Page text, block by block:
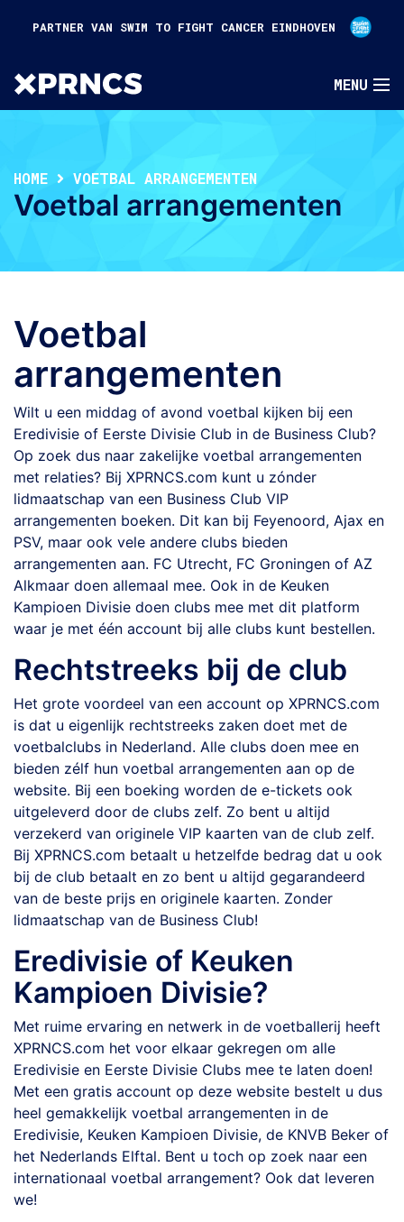
PARTNER VAN SWIM TO FIGHT CANCER EINDHOVEN
HOME VOETBAL ARRANGEMENTEN
Voetbal arrangementen
Voetbal
arrangementen
Wilt u een middag of avond voetbal kijken bij een
Eredivisie of Eerste Divisie Club in de Business Club?
Op zoek dus naar zakelijke voetbal arrangementen
met relaties? Bij XPRNCS.com kunt u zónder
lidmaatschap van een Business Club VIP
arrangementen boeken. Dit kan bij Feyenoord, Ajax en
PSV, maar ook vele andere clubs bieden
arrangementen aan. FC Utrecht, FC Groningen of AZ
Alkmaar doen allemaal mee. Ook in de Keuken
Kampioen Divisie doen clubs mee met dit platform
waar je met één account bij alle clubs kunt bestellen.
Rechtstreeks bij de club
Het grote voordeel van een account op XPRNCS.com
is dat u eigenlijk rechtstreeks zaken doet met de
voetbalclubs in Nederland. Alle clubs doen mee en
bieden zélf hun voetbal arrangementen aan op de
website. Bij een boeking worden de e-tickets ook
uitgeleverd door de clubs zelf. Zo bent u altijd
verzekerd van originele VIP kaarten van de club zelf.
Bij XPRNCS.com betaalt u hetzelfde bedrag dat u ook
bij de club betaalt en zo bent u altijd gegarandeerd
van de beste prijs en originele kaarten. Zonder
lidmaatschap van de Business Club!
Eredivisie of Keuken
Kampioen Divisie?
Met ruime ervaring en netwerk in de voetballerij heeft
XPRNCS.com het voor elkaar gekregen om alle
Eredivisie en Eerste Divisie Clubs mee te laten doen!
Met een gratis account op deze website bestelt u dus
heel gemakkelijk voetbal arrangementen in de
Eredivisie, Keuken Kampioen Divisie, de KNVB Beker of
het Nederlands Elftal. Bent u toch op zoek naar een
internationaal voetbal arrangement? Ook dat leveren
we!